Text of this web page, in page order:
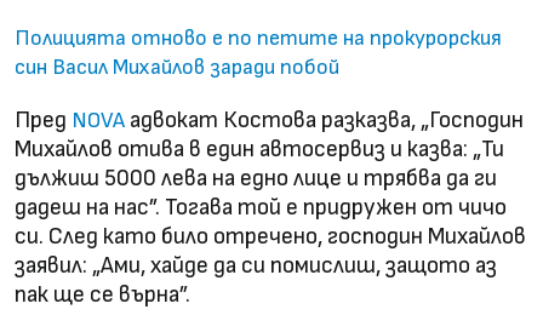
Полицията отново е по петите на прокурорския
син Васил Михайлов заради побой
Пред NOVA адвокат Костова разказва, „Господин
Михайлов отива в един автосервиз и казва: „Ти
дължиш 5000 лева на едно лице и трябва да ги
дадеш на нас”. Тогава той е придружен от чичо
си. След като било отречено, господин Михайлов
заявил: „Ами, хайде да си помислиш, защото аз
пак ще се върна”.